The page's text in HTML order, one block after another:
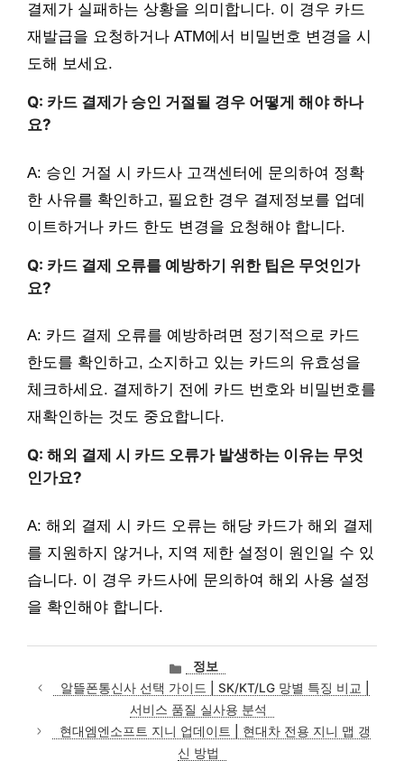
결제가 실패하는 상황을 의미합니다. 이 경우 카드
재발급을 요청하거나 ATM에서 비밀번호 변경을 시
도해 보세요.
Q: 카드 결제가 승인 거절될 경우 어떻게 해야 하나
요?
A: 승인 거절 시 카드사 고객센터에 문의하여 정확
한 사유를 확인하고, 필요한 경우 결제정보를 업데
이트하거나 카드 한도 변경을 요청해야 합니다.
Q: 카드 결제 오류를 예방하기 위한 팁은 무엇인가
요?
A: 카드 결제 오류를 예방하려면 정기적으로 카드
한도를 확인하고, 소지하고 있는 카드의 유효성을
체크하세요. 결제하기 전에 카드 번호와 비밀번호를
재확인하는 것도 중요합니다.
Q: 해외 결제 시 카드 오류가 발생하는 이유는 무엇
인가요?
A: 해외 결제 시 카드 오류는 해당 카드가 해외 결제
를 지원하지 않거나, 지역 제한 설정이 원인일 수 있
습니다. 이 경우 카드사에 문의하여 해외 사용 설정
을 확인해야 합니다.
카
테
고
리
정보
알뜰폰통신사 선택 가이드 | SK/KT/LG 망별 특징 비교 |
서비스 품질 실사용 분석
현대엠엔소프트 지니 업데이트 | 현대차 전용 지니 맵 갱
신 방법